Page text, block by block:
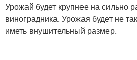
Урожай будет крупнее на сильно
виноградника. Урожая будет не
иметь внушительный размер.